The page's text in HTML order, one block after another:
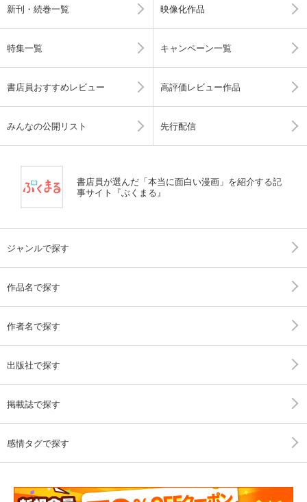
新刊・続巻一覧 映像化作品
特集一覧 キャンペーン一覧
書店員おすすめレビュー 高評価レビュー作品
みんなの公開リスト 先行配信
書店員が選んだ「本当に面白い漫画」を紹介する記
事サイト『ぶくまる』
ジャンルで探す
作品名で探す
作者名で探す
出版社で探す
掲載誌で探す
感情タグで探す